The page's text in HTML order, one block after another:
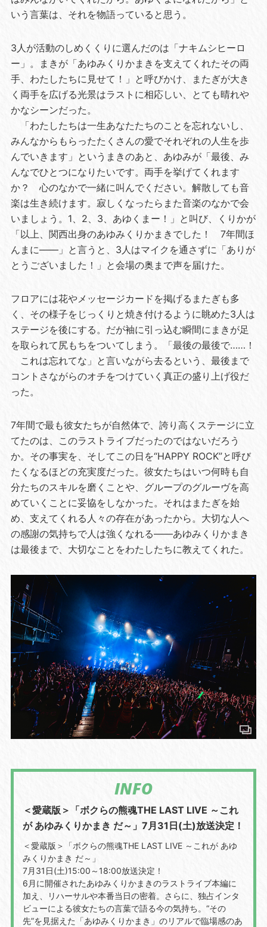
いう言葉は、それを物語っていると思う。
3人が活動のしめくくりに選んだのは「ナキムシヒーロ
ー」。まきが「あゆみくりかまきを支えてくれたその両
手、わたしたちに見せて！」と呼びかけ、またぎが大き
く両手を広げる光景はラストに相応しい、とても晴れや
かなシーンだった。
「わたしたちは一生あなたたちのことを忘れないし、
みんなからもらったたくさんの愛でそれぞれの人生を歩
んでいきます」というまきのあと、あゆみが「最後、み
んなでひとつになりたいです。両手を挙げてくれます
か？ 心のなかで一緒に叫んでください。解散しても音
楽は生き続けます。寂しくなったらまた音楽のなかで会
いましょう。1、2、3、あゆくまー！」と叫び、くりかが
「以上、関西出身のあゆみくりかまきでした！ 7年間ほ
んまに――」と言うと、3人はマイクを通さずに「ありが
とうございました！」と会場の奥まで声を届けた。
フロアには花やメッセージカードを掲げるまたぎも多
く、その様子をじっくりと焼き付けるように眺めた3人は
ステージを後にする。だが袖に引っ込む瞬間にまきが足
を取られて尻もちをついてしまう。「最後の最後で……！
これは忘れてな」と言いながら去るという、最後まで
コントさながらのオチをつけていく真正の盛り上げ役だ
った。
7年間で最も彼女たちが自然体で、誇り高くステージに立
てたのは、このラストライブだったのではないだろう
か。その事実を、そしてこの日を“HAPPY ROCK”と呼び
たくなるほどの充実度だった。彼女たちはいつ何時も自
分たちのスキルを磨くことや、グループのグルーヴを高
めていくことに妥協をしなかった。それはまたぎを始
め、支えてくれる人々の存在があったから。大切な人へ
の感謝の気持ちで人は強くなれる――あゆみくりかまき
は最後まで、大切なことをわたしたちに教えてくれた。
INFO
＜愛蔵版＞「ボクらの熊魂THE LAST LIVE ～これ
が あゆみくりかまき だ～」7月31日(土)放送決定！
＜愛蔵版＞「ボクらの熊魂THE LAST LIVE ～これが あゆ
みくりかまき だ～」
7月31日(土)15:00～18:00放送決定！
6月に開催されたあゆみくりかまきのラストライブ本編に
加え、リハーサルや本番当日の密着。さらに、独占インタ
ビューによる彼女たちの言葉で語る今の気持ち。“その
先”を見据えた「あゆみくりかまき」のリアルで臨場感のあ